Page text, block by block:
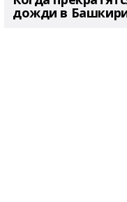
дожди в